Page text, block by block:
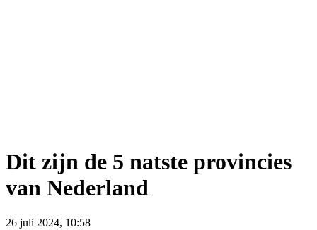
Dit zijn de 5 natste provincies
van Nederland
26 juli 2024, 10:58